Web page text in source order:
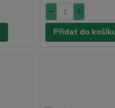
Přidat do